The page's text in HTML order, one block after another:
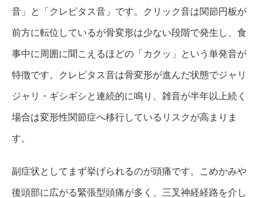
音」と「クレピタス音」です。クリック音は関節円板が
前方に転位しているが骨変形は少ない段階で発生し、食
事中に周囲に聞こえるほどの「カクッ」という単発音が
特徴です。クレピタス音は骨変形が進んだ状態でジャリ
ジャリ・ギシギシと連続的に鳴り、雑音が半年以上続く
場合は変形性関節症へ移行しているリスクが高まりま
す。
副症状としてまず挙げられるのが頭痛です。こめかみや
後頭部に広がる緊張型頭痛が多く、三叉神経経路を介し